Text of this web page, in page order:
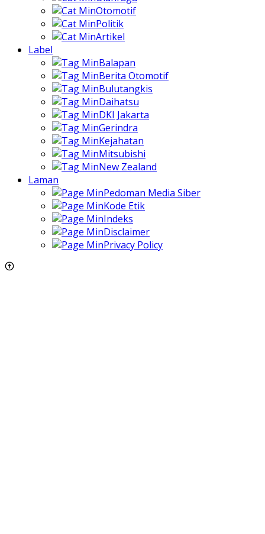
Otomotif
Politik
Artikel
Label
Balapan
Berita Otomotif
Bulutangkis
Daihatsu
DKI Jakarta
Gerindra
Kejahatan
Mitsubishi
New Zealand
Laman
Pedoman Media Siber
Kode Etik
Indeks
Disclaimer
Privacy Policy